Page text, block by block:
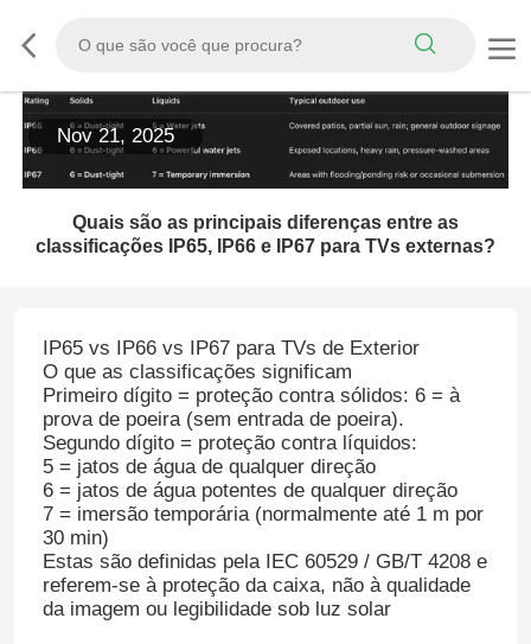
Nov 21, 2025
Quais são as principais diferenças entre as
classificações IP65, IP66 e IP67 para TVs externas?
IP65 vs IP66 vs IP67 para TVs de Exterior
O que as classificações significam
Primeiro dígito = proteção contra sólidos: 6 = à
prova de poeira (sem entrada de poeira).
Segundo dígito = proteção contra líquidos:
5 = jatos de água de qualquer direção
6 = jatos de água potentes de qualquer direção
7 = imersão temporária (normalmente até 1 m por
30 min)
Estas são definidas pela IEC 60529 / GB/T 4208 e
referem-se à proteção da caixa, não à qualidade
da imagem ou legibilidade sob luz solar